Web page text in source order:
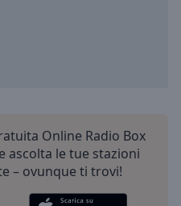
Online Radio Box
ascolta le tue stazioni
– ovunque ti trovi!